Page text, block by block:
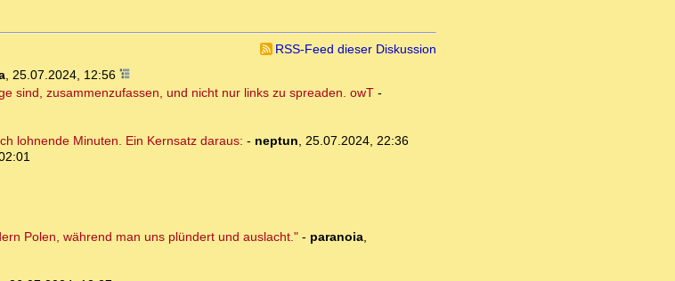
RSS-Feed dieser Diskussion
, 25.07.2024, 12:56
sind, zusammenzufassen, und nicht nur links zu spreaden. owT-
lohnende Minuten. Ein Kernsatz daraus: - neptun, 25.07.2024, 22:36
Polen, während man uns plündert und auslacht."- paranoia,